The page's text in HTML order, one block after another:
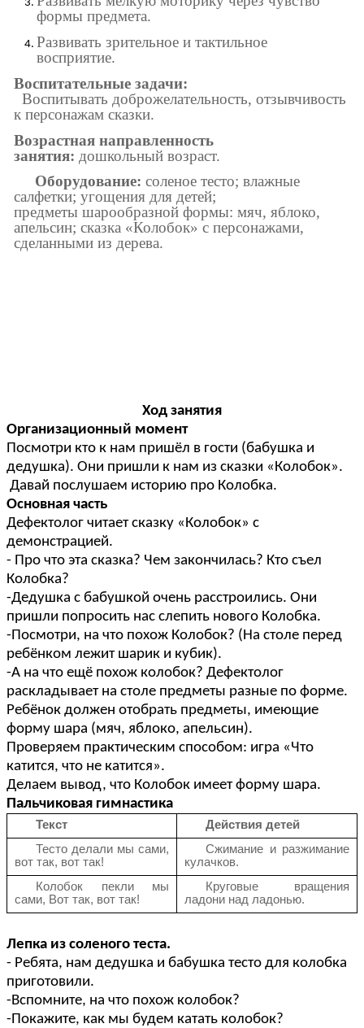
формы предмета.
Развивать зрительное и тактильное
восприятие.
Воспитательные задачи:
Воспитывать доброжелательность, отзывчивость
к персонажам сказки.
Возрастная направленность
занятия: дошкольный возраст.
Оборудование: соленое тесто; влажные
салфетки; угощения для детей;
предметы шарообразной формы: мяч, яблоко,
апельсин; сказка «Колобок» с персонажами,
сделанными из дерева.
Ход занятия
Организационный момент
Посмотри кто к нам пришёл в гости (бабушка и
дедушка). Они пришли к нам из сказки «Колобок».
Давай послушаем историю про Колобка.
Основная часть
Дефектолог читает сказку «Колобок» с
демонстрацией.
- Про что эта сказка? Чем закончилась? Кто съел
Колобка?
-Дедушка с бабушкой очень расстроились. Они
пришли попросить нас слепить нового Колобка.
-Посмотри, на что похож Колобок? (На столе перед
ребёнком лежит шарик и кубик).
-А на что ещё похож колобок? Дефектолог
раскладывает на столе предметы разные по форме.
Ребёнок должен отобрать предметы, имеющие
форму шара (мяч, яблоко, апельсин).
Проверяем практическим способом: игра «Что
катится, что не катится».
Делаем вывод, что Колобок имеет форму шара.
Пальчиковая гимнастика
Текст
Действия детей
Тесто делали мы сами,
вот так, вот так!
Сжимание и разжимание
кулачков.
Колобок пекли мы
сами, Вот так, вот так!
Круговые вращения
ладони над ладонью.
Лепка из соленого теста.
- Ребята, нам дедушка и бабушка тесто для колобка
приготовили.
-Вспомните, на что похож колобок?
-Покажите, как мы будем катать колобок?